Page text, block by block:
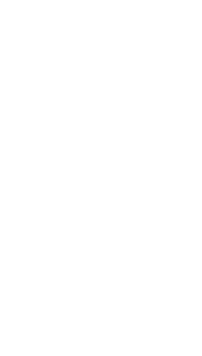
White Leather